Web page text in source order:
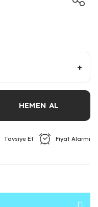
+
HEMEN AL
Tavsiye Et Fiyat Alarmı